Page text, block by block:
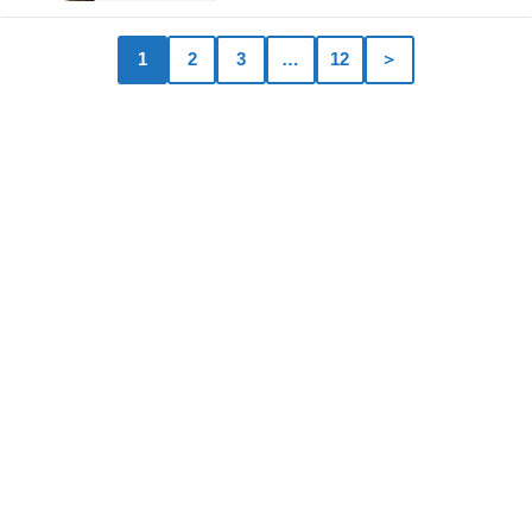
1 2 3 … 12 ＞